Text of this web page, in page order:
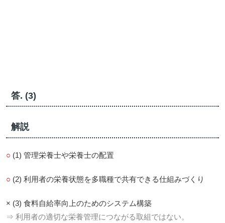
答. (3)
解説
○ (1) 管理栄養士や栄養士の配置
○ (2) 利用者の栄養状態を多職種で共有できる仕組みづくり
× (3) 食料自給率向上のためのシステム構築
⇒ 利用者の適切な栄養管理につながる取組ではない。